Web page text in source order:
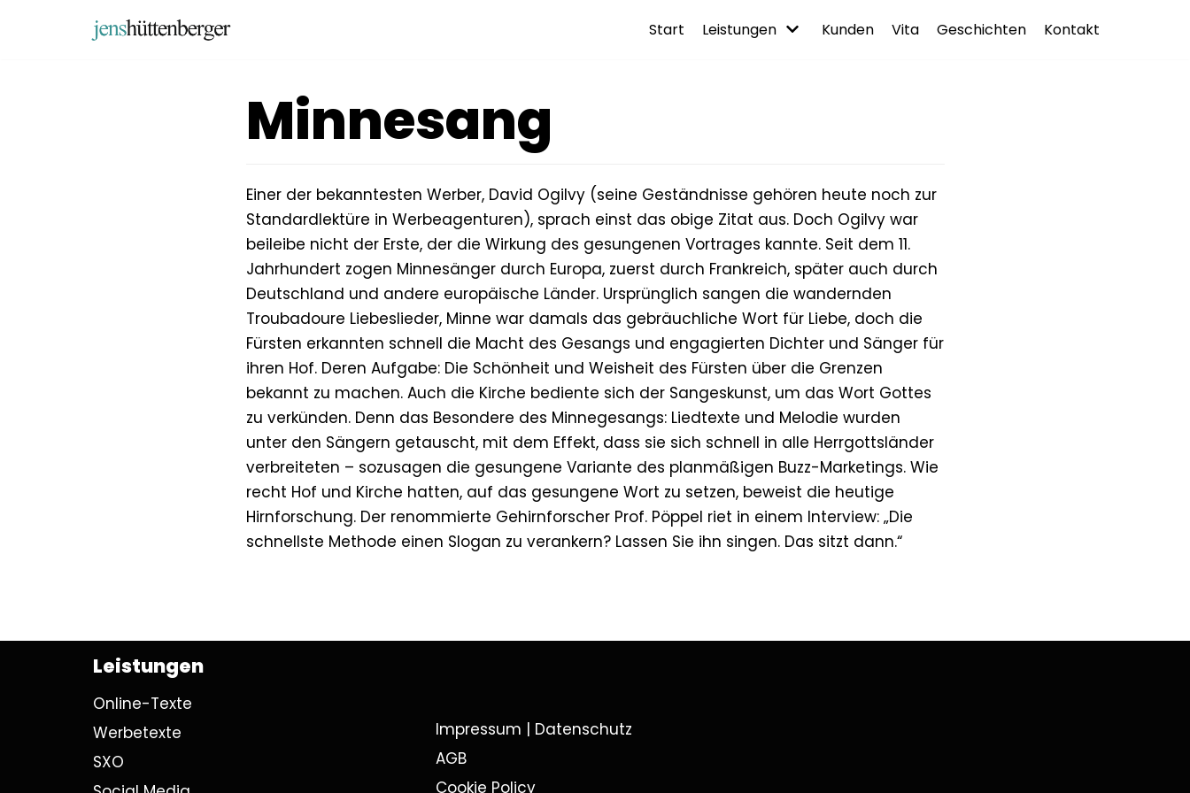
Start Leistungen Kunden Vita Geschichten Kontakt
Minnesang
Einer der bekanntesten Werber, David Ogilvy (seine Geständnisse gehören heute noch zur
Standardlektüre in Werbeagenturen), sprach einst das obige Zitat aus. Doch Ogilvy war
beileibe nicht der Erste, der die Wirkung des gesungenen Vortrages kannte. Seit dem 11.
Jahrhundert zogen Minnesänger durch Europa, zuerst durch Frankreich, später auch durch
Deutschland und andere europäische Länder. Ursprünglich sangen die wandernden
Troubadoure Liebeslieder, Minne war damals das gebräuchliche Wort für Liebe, doch die
Fürsten erkannten schnell die Macht des Gesangs und engagierten Dichter und Sänger für
ihren Hof. Deren Aufgabe: Die Schönheit und Weisheit des Fürsten über die Grenzen
bekannt zu machen. Auch die Kirche bediente sich der Sangeskunst, um das Wort Gottes
zu verkünden. Denn das Besondere des Minnegesangs: Liedtexte und Melodie wurden
unter den Sängern getauscht, mit dem Effekt, dass sie sich schnell in alle Herrgottsländer
verbreiteten – sozusagen die gesungene Variante des planmäßigen Buzz-Marketings. Wie
recht Hof und Kirche hatten, auf das gesungene Wort zu setzen, beweist die heutige
Hirnforschung. Der renommierte Gehirnforscher Prof. Pöppel riet in einem Interview: „Die
schnellste Methode einen Slogan zu verankern? Lassen Sie ihn singen. Das sitzt dann.“
Leistungen
Online-Texte
Werbetexte
SXO
Impressum | Datenschutz
AGB
Cookie Policy